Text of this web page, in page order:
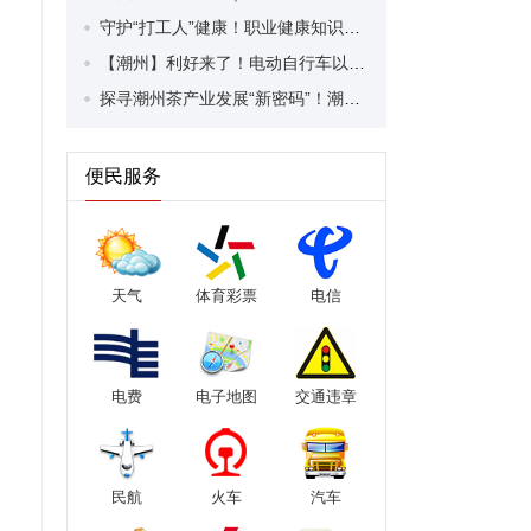
便民服务
天气 体育彩票 电信
电费 电子地图 交通违章
民航 火车 汽车